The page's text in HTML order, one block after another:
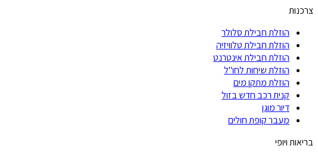
צרכנות
הוזלת חבילת סלולר
הוזלת חבילת טלוויזיה
הוזלת חבילת אינטרנט
הוזלת שיחות לחו"ל
הוזלת מתקן מים
קנית רכב חדש בזול
דיור מוגן
מעבר קופת חולים
בריאות ויופי